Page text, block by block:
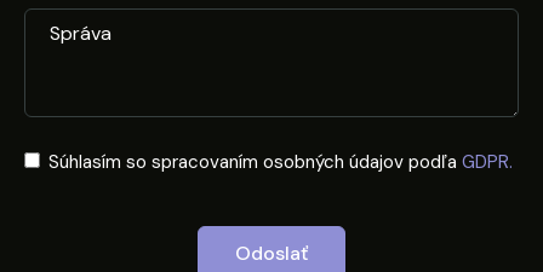
Súhlasím so spracovaním osobných údajov podľa GDPR.
Odoslať